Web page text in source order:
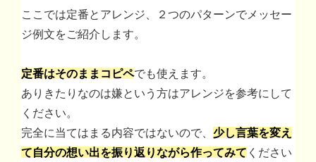
ここでは定番とアレンジ、２つのパターンでメッセー
ジ例文をご紹介します。
定番はそのままコピペでも使えます。
ありきたりなのは嫌という方はアレンジを参考にして
ください。
完全に当てはまる内容ではないので、 少し言葉を変え
て自分の想い出を振り返りながら作ってみて ください